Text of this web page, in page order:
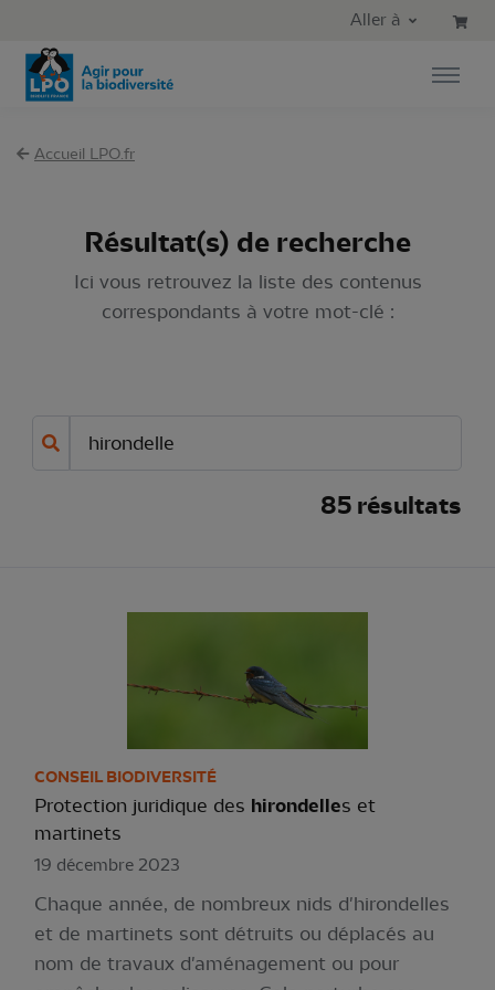
Aller au menu principal
Aller à
Accueil LPO.fr
Résultat(s) de recherche
Ici vous retrouvez la liste des contenus
correspondants à votre mot-clé :
85 résultats
CONSEIL BIODIVERSITÉ
Protection juridique des hirondelles et
martinets
19 décembre 2023
Chaque année, de nombreux nids d'hirondelles
et de martinets sont détruits ou déplacés au
nom de travaux d'aménagement ou pour